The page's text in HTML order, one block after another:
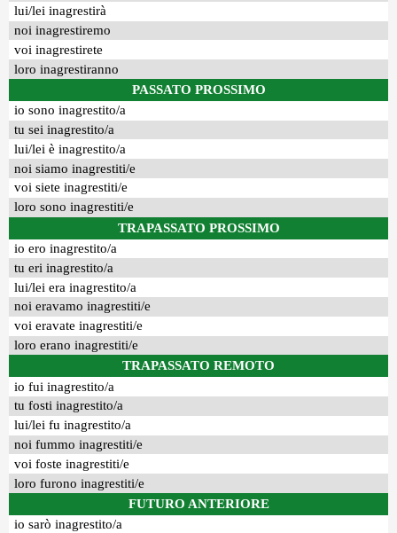
lui/lei inagrestirà
noi inagrestiremo
voi inagrestirete
loro inagrestiranno
PASSATO PROSSIMO
io sono inagrestito/a
tu sei inagrestito/a
lui/lei è inagrestito/a
noi siamo inagrestiti/e
voi siete inagrestiti/e
loro sono inagrestiti/e
TRAPASSATO PROSSIMO
io ero inagrestito/a
tu eri inagrestito/a
lui/lei era inagrestito/a
noi eravamo inagrestiti/e
voi eravate inagrestiti/e
loro erano inagrestiti/e
TRAPASSATO REMOTO
io fui inagrestito/a
tu fosti inagrestito/a
lui/lei fu inagrestito/a
noi fummo inagrestiti/e
voi foste inagrestiti/e
loro furono inagrestiti/e
FUTURO ANTERIORE
io sarò inagrestito/a